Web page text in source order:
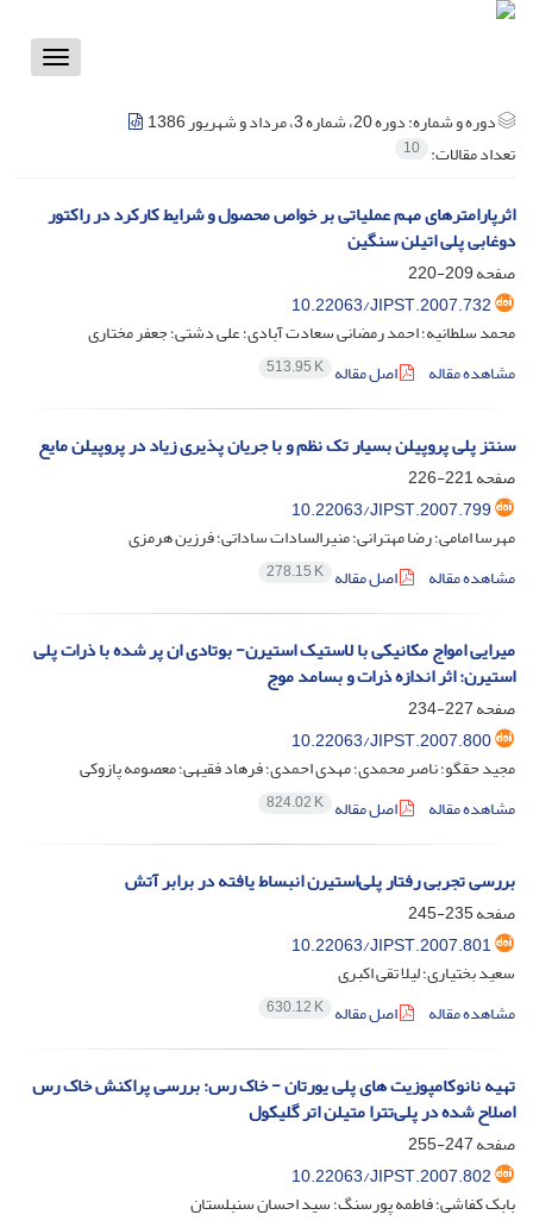
Toggle
دوره و شماره:دوره 20، شماره 3، مرداد و شهریور 1386
تعداد مقالات: 10
اثرپارامترهای مهم عملیاتی بر خواص محصول و شرایط کارکرد در راکتور
دوغابی پلی اتیلن سنگین
صفحه209-220
10.22063/JIPST.2007.732
محمد سلطانیه؛ احمد رمضانی سعادت آبادی؛ علی دشتی؛ جعفر مختاری
مشاهده مقاله
اصل مقاله 513.95 K
سنتز پلی پروپیلن بسیار تک نظم و با جریان پذیری زیاد در پروپیلن مایع
صفحه221-226
10.22063/JIPST.2007.799
مهرسا امامی؛ رضا مهترانی؛ منیرالسادات ساداتی؛ فرزین هرمزی
مشاهده مقاله
اصل مقاله 278.15 K
میرایی امواج مکانیکی با لاستیک استیرن- بوتادی ان پر شده با ذرات پلی
استیرن: اثر اندازه ذرات و بسامد موج
صفحه227-234
10.22063/JIPST.2007.800
مجید حقگو؛ ناصر محمدی؛ مهدی احمدی؛ فرهاد فقیهی؛ معصومه پازوکی
مشاهده مقاله
اصل مقاله 824.02 K
بررسی تجربی رفتار پلی‌استیرن انبساط‌ یافته در برابر آتش
صفحه235-245
10.22063/JIPST.2007.801
سعید بختیاری؛ لیلا تقی اکبری
مشاهده مقاله
اصل مقاله 630.12 K
تهیه نانوکامپوزیت های پلی یورتان - خاک رس: بررسی پراکنش خاک رس
اصلاح شده در پلی‌تترا متیلن اتر گلیکول
صفحه247-255
10.22063/JIPST.2007.802
بابک کفاشی؛ فاطمه پورسنگ؛ سید احسان سنبلستان